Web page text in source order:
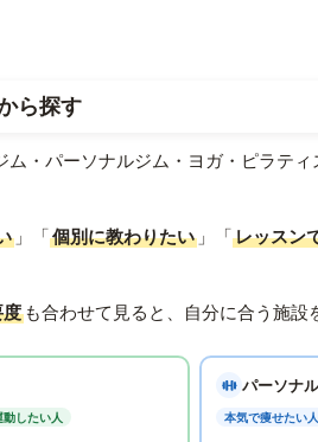
ら探す
・パーソナルジム・ヨガ・ピラテ
」「個別に教わりたい 」「レッスン
も合わせて見ると、自分に合う施設
したい人
パーソナ
本気で痩せたい人